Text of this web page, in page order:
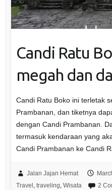
Candi Ratu
megah dan
Candi Ratu Boko ini terletak
Prambanan, dan tiketnya
dengan Candi Prambanan.
termasuk kendaraan yang
Candi Prambanan ke Candi
Jalan Jajan Hemat
Travel , traveling, Wisata 2